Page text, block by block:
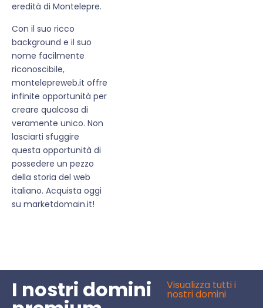
eredità di Montelepre.
Con il suo ricco
background e il suo
nome facilmente
riconoscibile,
montelepreweb.it offre
infinite opportunità per
creare qualcosa di
veramente unico. Non
lasciarti sfuggire
questa opportunità di
possedere un pezzo
della storia del web
italiano. Acquista oggi
su marketdomain.it!
I nostri domini Visualizza tutti i
nostri domini